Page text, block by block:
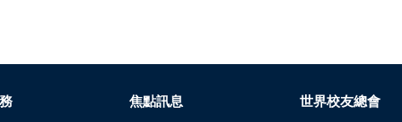
焦點訊息 世界校友總會